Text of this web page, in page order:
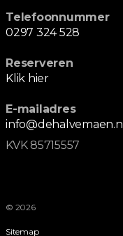
Telefoonnummer
0297 324 528
Reserveren
Klik hier
E-mailadres
info@dehalvemaen.nl
KVK 85715557
© 2026
Sitemap